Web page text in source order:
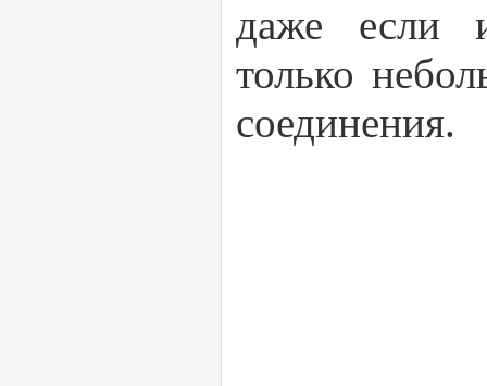
даже если
только
соединения.